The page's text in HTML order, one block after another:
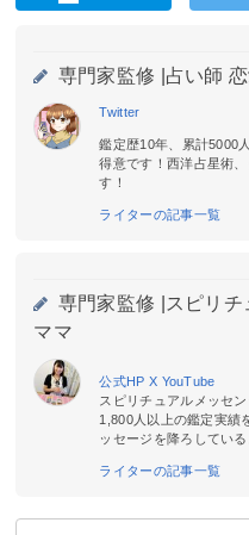
専門家監修 | 占い師
Twitter
鑑定歴10年、累計5000
得意です！西洋占星術
す！
ライターの記事一覧
専門家監修 |
スピリチ
ママ
公式HP X YouTube
スピリチュアルメッセ
1,800人以上の鑑定実績
ッセージを降ろしてい
ライターの記事一覧